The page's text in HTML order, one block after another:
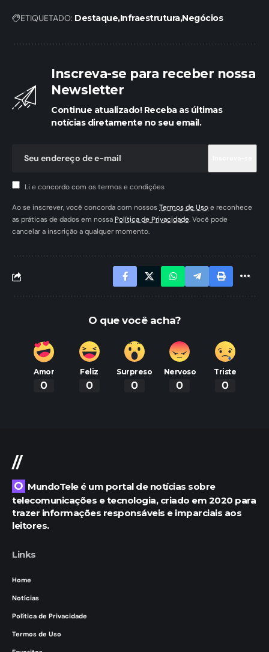
ETIQUETADO: DestaqueInfraestruturaNegócios
Inscreva-se para receber nossa
Newsletter
Continue atualizado! Receba as últimas
notícias diretamente no seu email.
Li e concordo com os termos e condições
Ao se inscrever, você concorda com nossosTermos de Usoe reconhece
as práticas de dados em nossaPolítica de Privacidade. Você pode
cancelar a inscrição a qualquer momento.
O que você acha?
Amor
0
Feliz
0
Surpreso
0
Nervoso
0
Triste
0
//
O MundoTele é um portal de notícias sobre
telecomunicações e tecnologia, criado em 2020 para
trazer informações responsáveis e imparciais aos
leitores.
Links
Home
Notícias
Política de Privacidade
Termos de Uso